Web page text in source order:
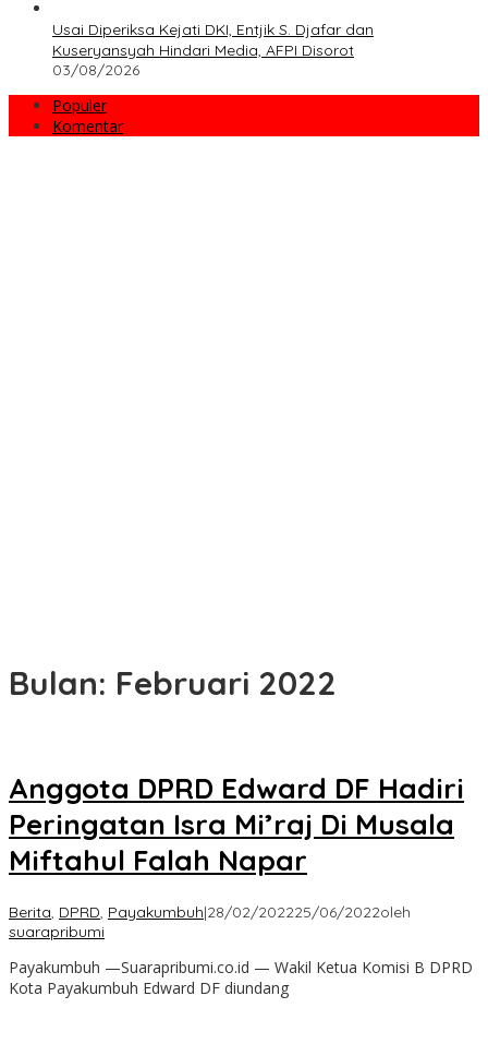
Usai Diperiksa Kejati DKI, Entjik S. Djafar dan
Kuseryansyah Hindari Media, AFPI Disorot
03/08/2026
Populer
Komentar
Bulan: Februari 2022
Anggota DPRD Edward DF Hadiri
Peringatan Isra Mi’raj Di Musala
Miftahul Falah Napar
Berita, DPRD, Payakumbuh|28/02/202225/06/2022oleh
suarapribumi
Payakumbuh —Suarapribumi.co.id — Wakil Ketua Komisi B DPRD
Kota Payakumbuh Edward DF diundang